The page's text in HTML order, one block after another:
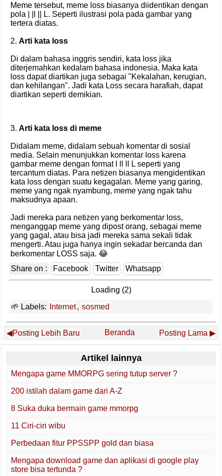
Meme tersebut, meme loss biasanya diidentikan dengan
pola | |l || L. Seperti ilustrasi pola pada gambar yang
tertera diatas.
2. Arti kata loss
Di dalam bahasa inggris sendiri, kata loss jika
diterjemahkan kedalam bahasa indonesia. Maka kata
loss dapat diartikan juga sebagai "Kekalahan, kerugian,
dan kehilangan". Jadi kata Loss secara harafiah, dapat
diartikan seperti demikian.
3. Arti kata loss di meme
Didalam meme, didalam sebuah komentar di sosial
media. Selain menunjukkan komentar loss karena
gambar meme dengan format l ll ll L seperti yang
tercantum diatas. Para netizen biasanya mengidentikan
kata loss dengan suatu kegagalan. Meme yang garing,
meme yang ngak nyambung, meme yang ngak tahu
maksudnya apaan.
Jadi mereka para netizen yang berkomentar loss,
menganggap meme yang dipost orang, sebagai meme
yang gagal, atau bisa jadi mereka sama sekali tidak
mengerti. Atau juga hanya ingin sekadar bercanda dan
berkomentar LOSS saja. 😂
Share on :
Facebook Twitter Whatsapp
Loading (2)
Labels:
Internet, sosmed
Posting Lebih Baru Posting Lama
Beranda
Artikel lainnya
Mengapa game MMORPG sering tutup server ?
200 istilah dalam game dari A-Z
8 Suka duka bermain game mmorpg
11 Ciri-ciri wibu
Perbedaan fitur PPSSPP gold dan biasa
Mengapa download game dan aplikasi di google play
store bisa tertunda ?